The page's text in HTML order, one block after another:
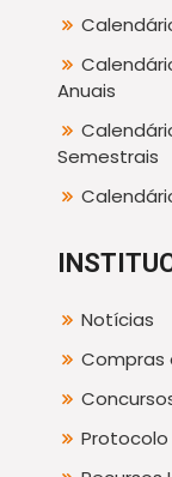
Anuais
Semestrais
Notícias
Compras
Protocolo